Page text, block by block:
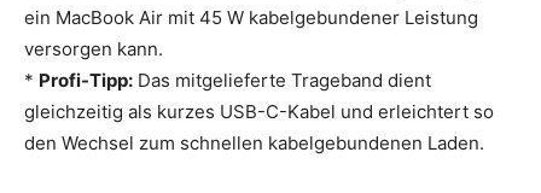
ein MacBook Air mit 45 W kabelgebundener Leistung
versorgen kann.
* Profi-Tipp: Das mitgelieferte Trageband dient
gleichzeitig als kurzes USB-C-Kabel und erleichtert so
den Wechsel zum schnellen kabelgebundenen Laden.